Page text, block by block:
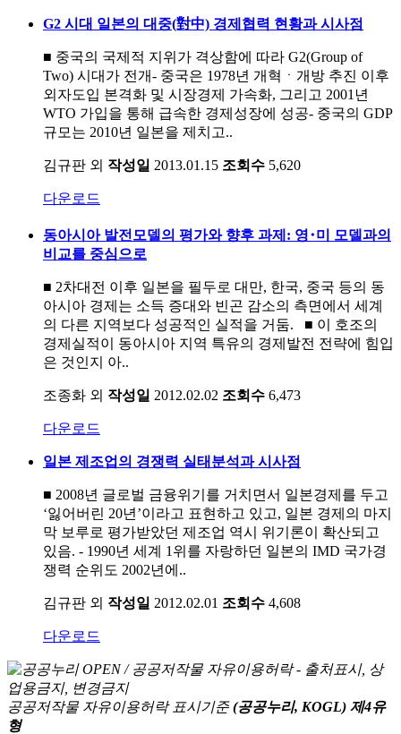
G2 시대 일본의 대중(對中) 경제협력 현황과 시사점
■ 중국의 국제적 지위가 격상함에 따라 G2(Group of
Two) 시대가 전개- 중국은 1978년 개혁ㆍ개방 추진 이후
외자도입 본격화 및 시장경제 가속화, 그리고 2001년
WTO 가입을 통해 급속한 경제성장에 성공- 중국의 GDP
규모는 2010년 일본을 제치고..
김규판 외 작성일 2013.01.15 조회수 5,620
다운로드
동아시아 발전모델의 평가와 향후 과제: 영･미 모델과의
비교를 중심으로
■ 2차대전 이후 일본을 필두로 대만, 한국, 중국 등의 동
아시아 경제는 소득 증대와 빈곤 감소의 측면에서 세계
의 다른 지역보다 성공적인 실적을 거둠. ■ 이 호조의
경제실적이 동아시아 지역 특유의 경제발전 전략에 힘입
은 것인지 아..
조종화 외 작성일 2012.02.02 조회수 6,473
다운로드
일본 제조업의 경쟁력 실태분석과 시사점
■ 2008년 글로벌 금융위기를 거치면서 일본경제를 두고
‘잃어버린 20년’이라고 표현하고 있고, 일본 경제의 마지
막 보루로 평가받았던 제조업 역시 위기론이 확산되고
있음. - 1990년 세계 1위를 자랑하던 일본의 IMD 국가경
쟁력 순위도 2002년에..
김규판 외 작성일 2012.02.01 조회수 4,608
다운로드
공공저작물 자유이용허락 표시기준 (공공누리, KOGL) 제4유
형